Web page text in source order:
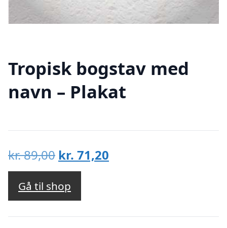
Tropisk bogstav med
navn – Plakat
kr.89,00 Den
oprindelige
pris
var:
kr. 89,00.
kr. 71,20
kr. 71,20.
Gå til shop